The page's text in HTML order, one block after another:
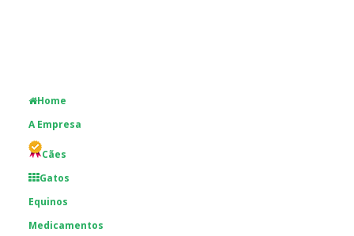
Home
A Empresa
Cães
Gatos
Equinos
Medicamentos